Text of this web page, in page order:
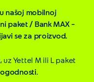
našoj mobilnoj
paket / Bank MAX –
se za proizvod.
uz Yettel M ili L paket
.